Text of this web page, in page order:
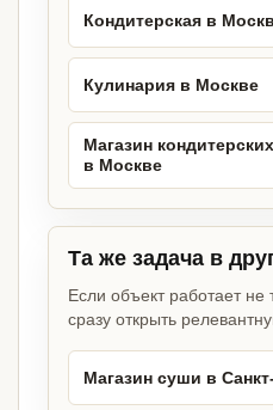
Кондитерская в
Кулинария в Москве
Магазин
в Москве
Та же задача в
Если объект работает
сразу открыть
Магазин суши в